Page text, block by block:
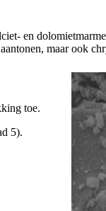
en
maar ook
toe.
5).